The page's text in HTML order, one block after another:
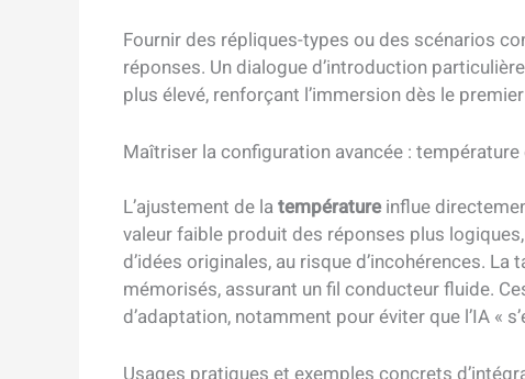
Fournir des répliques-types ou des scénarios
réponses. Un dialogue d’introduction
plus élevé, renforçant l’immersion dès le
Maîtriser la configuration avancée :
L’ajustement de latempératureinflue
valeur faible produit des réponses plus
d’idées originales, au risque d’incohérences.
mémorisés, assurant un fil conducteur fluide.
d’adaptation, notamment pour éviter que l’IA «